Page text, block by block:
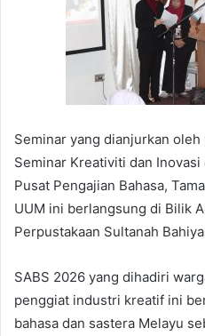
Seminar yang dianjurkan
Seminar Kreativiti dan Inovasi
Pusat Pengajian Bahasa,
UUM ini berlangsung di Bilik
Perpustakaan Sultanah
SABS 2026 yang dihadiri
penggiat industri kreatif ini
bahasa dan sastera Melayu